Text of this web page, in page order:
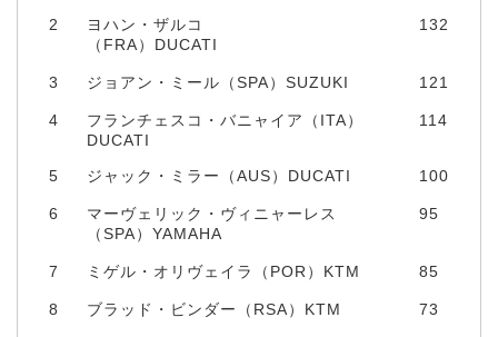
2
ヨハン・ザルコ
（FRA）DUCATI
132
3 ジョアン・ミール（SPA）SUZUKI 121
4
フランチェスコ・バニャイア（ITA）
DUCATI
114
5 ジャック・ミラー（AUS）DUCATI 100
6
マーヴェリック・ヴィニャーレス
（SPA）YAMAHA
95
7 ミゲル・オリヴェイラ（POR）KTM 85
8 ブラッド・ビンダー（RSA）KTM 73